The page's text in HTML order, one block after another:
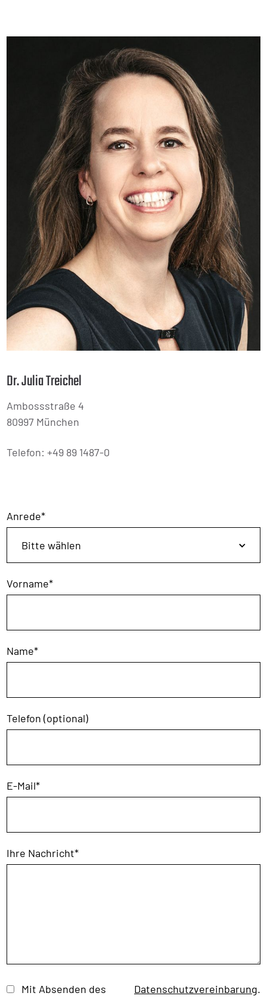
Dr. Julia Treichel
Ambossstraße 4
80997 München
Telefon: +49 89 1487-0
Anrede*
Vorname*
Name*
Telefon (optional)
E-Mail*
Ihre Nachricht*
Mit Absenden des
Datenschutzvereinbarung.